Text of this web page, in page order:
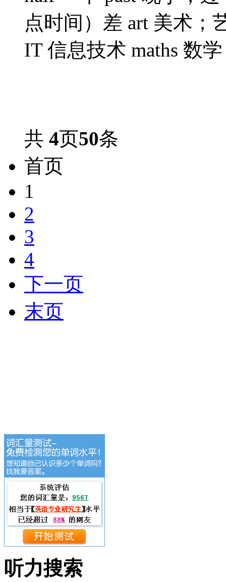
点时间）差 art 美术；
IT 信息技术 maths 数
共 4页50条
首页
1
2
3
4
下一页
末页
听力搜索